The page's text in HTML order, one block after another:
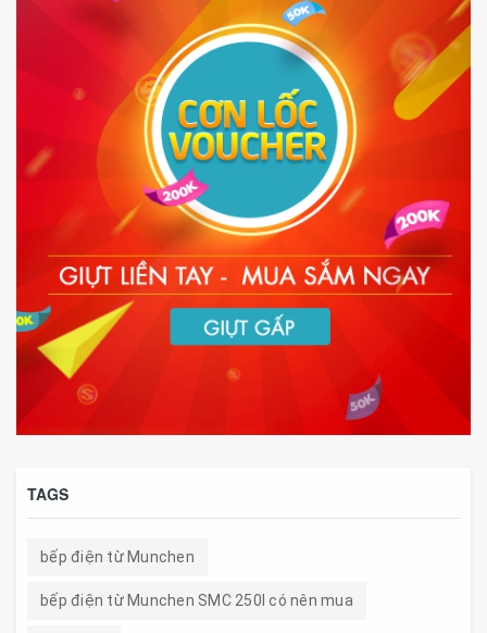
TAGS
bếp điện từ Munchen
bếp điện từ Munchen SMC 250I có nên mua